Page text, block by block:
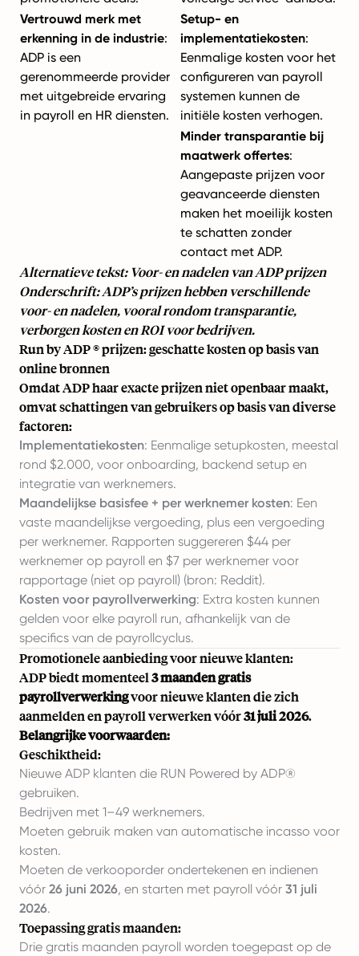
Vertrouwd merk met
erkenning in de industrie:
ADP is een
gerenommeerde provider
met uitgebreide ervaring
in payroll en HR diensten.
Setup- en
implementatiekosten:
Eenmalige kosten voor het
configureren van payroll
systemen kunnen de
initiële kosten verhogen.
Minder transparantie bij
maatwerk offertes:
Aangepaste prijzen voor
geavanceerde diensten
maken het moeilijk kosten
te schatten zonder
contact met ADP.
Alternatieve tekst: Voor- en nadelen van ADP prijzen
Onderschrift: ADP’s prijzen hebben verschillende
voor- en nadelen, vooral rondom transparantie,
verborgen kosten en ROI voor bedrijven.
Run by ADP ® prijzen: geschatte kosten op basis van
online bronnen
Omdat ADP haar exacte prijzen niet openbaar maakt,
omvat schattingen van gebruikers op basis van diverse
factoren:
Implementatiekosten: Eenmalige setupkosten, meestal
rond $2.000, voor onboarding, backend setup en
integratie van werknemers.
Maandelijkse basisfee + per werknemer kosten: Een
vaste maandelijkse vergoeding, plus een vergoeding
per werknemer. Rapporten suggereren $44 per
werknemer op payroll en $7 per werknemer voor
rapportage (niet op payroll) (bron: Reddit).
Kosten voor payrollverwerking: Extra kosten kunnen
gelden voor elke payroll run, afhankelijk van de
specifics van de payrollcyclus.
Promotionele aanbieding voor nieuwe klanten:
ADP biedt momenteel3 maanden gratis
payrollverwerkingvoor nieuwe klanten die zich
aanmelden en payroll verwerken vóór31 juli 2026.
Belangrijke voorwaarden:
Geschiktheid:
Nieuwe ADP klanten die RUN Powered by ADP®
gebruiken.
Bedrijven met 1–49 werknemers.
Moeten gebruik maken van automatische incasso voor
kosten.
Moeten de verkooporder ondertekenen en indienen
vóór 26 juni 2026, en starten met payroll vóór 31 juli
2026.
Toepassing gratis maanden:
Drie gratis maanden payroll worden toegepast op de